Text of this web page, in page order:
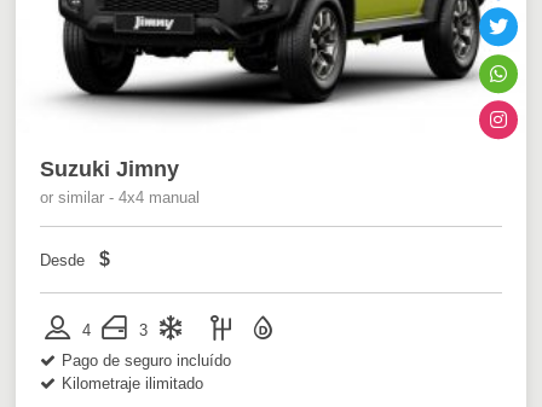
Suzuki Jimny
or similar - 4x4 manual
Desde $
4
3
Pago de seguro incluído
Kilometraje ilimitado